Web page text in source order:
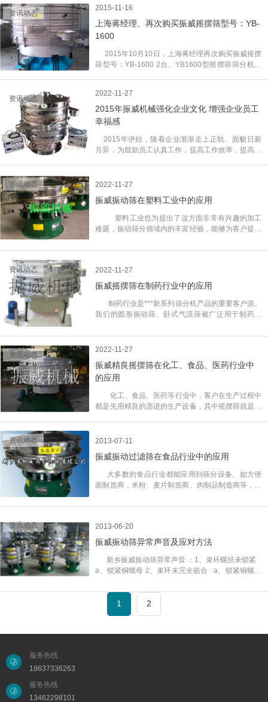
的贡献。
司销售额依然保持了发展势头。 成绩只代表过
理念，加大技术投入，不断研发和改进YB摇摆筛等
精细筛分设备，以适应市场需求，不断增大在精细筛
力，以***饱满的热情迎接下一个筛分难题……
资讯动态
2015-11-16
上海蒋经理、再次购买振威摇摆筛型号：YB-
1600
2015年10月10日，上海蒋经理再次购买振威摇摆
筛型号：YB-1600 2台。YB1600型摇摆筛筛分机配
了方便运输和安全，一些小的零散的配件都装在木箱
里面。 上海市蒋老板是振威筛分机械的老朋友，非
常感谢蒋老板一直对振威筛分的信任和大力支持。我
务。 以下为YB-1600摇摆筛型号产品展示 摇摆
筛的设计是为了满足大产量，高精度筛分的厂家而特
常规圆筛的5-10倍） 符合所有精细与超细范围的
点：振威筛分自主研发生产摇摆筛，筛分效高达
90%-99%,密闭除尘、操作安全。
资讯动态
2022-11-27
2015年振威机械强化企业文化 增强企业员工
幸福感
2015年伊始，随着企业渐渐走上正轨、面貌日新
月异，为鼓励员工认真工作，提高工作效率，提高员
员工、尊重员工、激励员工、发展员工、培养员工，
感。 员工是企业价值的创造者，企业是以盈利为目
的，要获得发展，就需要调动员工的积极性。企业内
部建设文化氛围是条捷径，文化的力量就是精神力
中发挥出巨大的威力。2015年刚刚开始，作为新的
增强企业员工主人公的企业精神，公司将会调动所有
员工的积极性，通过加强内部讨论，形成上下沟通顺
畅的问题解决机制；通过加强干部的培养，完善组织
化，强化对公司理念的运用等等。振威机械希望通过
所有员工的坚持不懈的努力，秉承着公司的经营理
念：诚信立足 创新致远 精心协作 谋求共赢一步一个
信树人品，精心做产品。
资讯动态 2022-11-27
振威振动筛在塑料工业中的应用
塑料工业也为提出了这方面非常有兴趣的加工
难题，振动筛分领域内的丰富经验，能够为客户提供
的生产中，振动筛分设备都在工艺中得到广泛应用。
设备都被用于从塑料颗料中去除“长条”、“细丝”和“细
带”。这些产品的塑料粒料被用于制造品种无法胜数
交换树脂对于切割力度要求相当严格，精度高达
98%。拥有多项专利技术与YBS筛分机组合是对上述
得用户得到了意想不到的高产量，这是我们为用户解
决的一个案例。其他应用:乙炔、涂料、焦炭、环氧
脂、油、酚醛树脂、塑料珠、塑料夹、塑料细粒、塑
料再磨料、塑料产品、聚乙烯、聚合产品、聚丙烯、
聚苯乙烯、树脂、橡胶、苯乙烯珠、聚苯乙烯泡沫，
特氟龙、轮胎橡胶、化学合成橡胶等产品。
资讯动态 2022-11-27
振威摇摆筛在制药行业中的应用
制药行业是***新系列筛分机产品的重要客户源。
我们的圆形振动筛、卧式气流筛被广泛用于制药行
料时，制药商通常会遇到筛网阻塞和粉尘控制的难
题。有些应用中使用了我们的圆形三层筛分机，其中
法相比，生产时间通常降低到原先的六分之一，在大
多数加工处理中，粉尘问题得到消除。 对密封型
全封闭，无缝隙的内部设计，这些具有GMP功能的
设备专为100等级洁净室环境而设计。
资讯动态
2022-11-27
振威精良摇摆筛在化工、食品、医药行业中
的应用
化工、食品、医药等行业中，客户在生产过程中
都是先用精良的选进的生产设备，其中摇摆筛就是主
格，均匀的精度分级，稳定的产品质量，是企业生存
选 择先进的筛分设备，传统的筛机，筛分颗粒级物
料，没问题，对细粉、微细粉，并且带有一定粘性，
比重较轻的物料，很难进行有效筛分，再加上有些生
能有效去除杂质，就像生产系统中心加了一个净化系
选机、破碎机的风路中进行串联，想配型号的摇摆筛
实现除杂的目的，当看到筛出的杂质中有线头、杂
质、纸块、螺丝、头发等异物时，就会觉的筛机的功
资讯动态 2013-07-11
振威振动过滤筛在食品行业中的应用
大多数的食品行业都能应用到筛分设备。如方便
面制造商，米粉、麦片制造商、肉制品制造商等，与
质量，节约资金、提高效率等，生产高质量的果汁需
筛分机可调试的筛分都不会损害果汁、果肉，直径一
米的圆形振动过滤筛分机每小时内都可以处理4-10吨
粉、食盐、调味品、香料、茶叶、麦子、粗砂糖、凤
梨汁、玉米淀粉、叶绿素、杏仁露等。
资讯动态 2013-06-20
振威振动筛异常声音及应对方法
新乡振威振动筛异常声音 ：1、束环螺丝未锁紧
a、锁紧铜螺母 2、束环未完全嵌合 a、锁紧铜螺母
更换新弹簧 5、机体与其它硬体接触 a、挪出空间
约20公分 6、电机合金钢螺丝松脱 a、确实锁紧
7、排料口与它物接触 a、使其不接触
1 2
服务热线
18637336263
服务热线
13462298101